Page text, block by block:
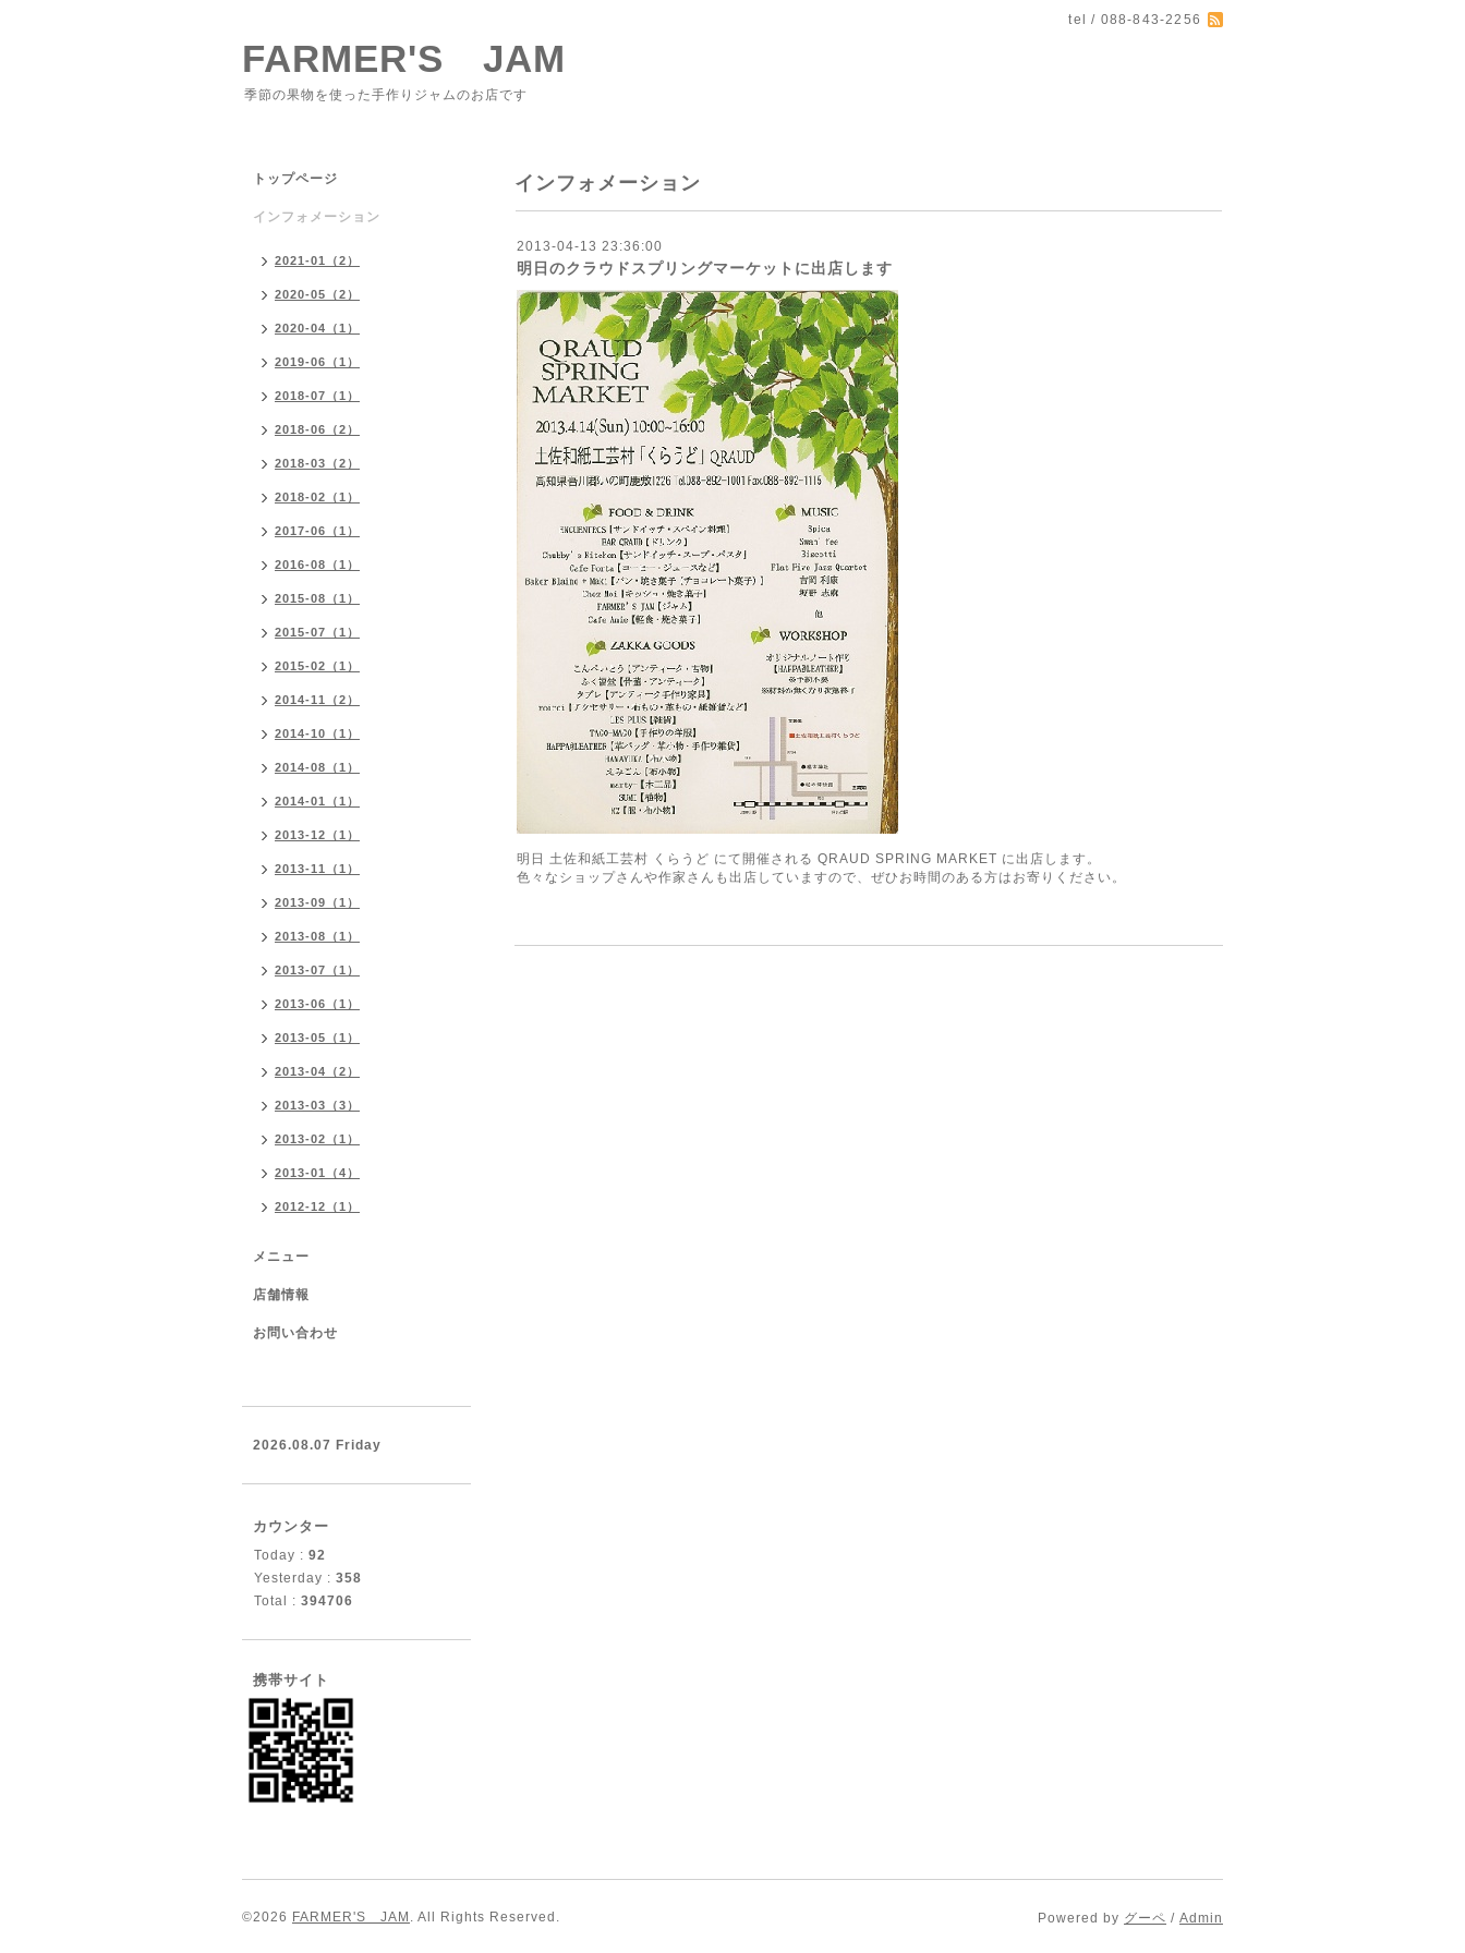
tel / 088-843-2256
FARMER'S JAM
季節の果物を使った手作りジャムのお店です
インフォメーション
2013-04-13 23:36:00
明日のクラウドスプリングマーケットに出店します
明日 土佐和紙工芸村 くらうど にて開催される QRAUD SPRING MARKET に出店します。
色々なショップさんや作家さんも出店していますので、ぜひお時間のある方はお寄りください。
トップページ
インフォメーション
2021-01（2）
2020-05（2）
2020-04（1）
2019-06（1）
2018-07（1）
2018-06（2）
2018-03（2）
2018-02（1）
2017-06（1）
2016-08（1）
2015-08（1）
2015-07（1）
2015-02（1）
2014-11（2）
2014-10（1）
2014-08（1）
2014-01（1）
2013-12（1）
2013-11（1）
2013-09（1）
2013-08（1）
2013-07（1）
2013-06（1）
2013-05（1）
2013-04（2）
2013-03（3）
2013-02（1）
2013-01（4）
2012-12（1）
メニュー
店舗情報
お問い合わせ
2026.08.07 Friday
カウンター
Today : 92
Yesterday : 358
Total : 394706
携帯サイト
©2026 FARMER'S JAM . All Rights Reserved. Powered by グーペ / Admin